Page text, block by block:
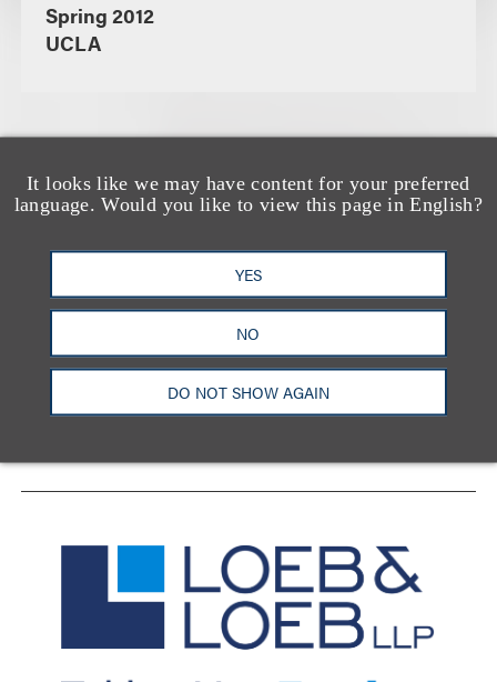
It looks like we may have content for your preferred
language. Would you like to view this page in English?
YES
NO
DO NOT SHOW AGAIN
Spring 2012
UCLA
洛杉矶 纽约 芝加哥
那什维尔
旧金山
香港
Facebook X
联系我们
隐私政策 使用条款 订阅中心